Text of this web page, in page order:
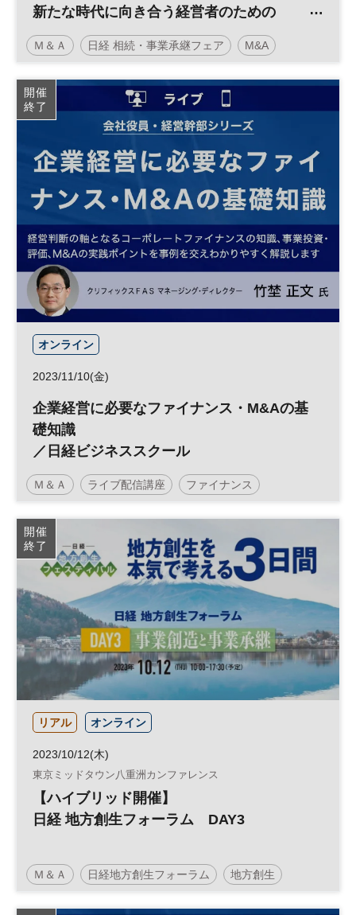
新たな時代に向き合う経営者のための
事業承継・M&Aソリューション
Ｍ＆Ａ 日経 相続・事業承継フェア M&A
事業承継 相続 資産承継
参加無料
開催
終了
オンライン
2023/11/10(金)
企業経営に必要なファイナンス・M&Aの基
礎知識
／日経ビジネススクール
Ｍ＆Ａ ライブ配信講座 ファイナンス
日経ビジネススクール
企業経営
開催
終了
リアル オンライン
2023/10/12(木)
東京ミッドタウン八重洲カンファレンス
【ハイブリッド開催】
日経 地方創生フォーラム DAY3
Ｍ＆Ａ 日経地方創生フォーラム 地方創生
事業承継 人材育成 SDGs 官民連携